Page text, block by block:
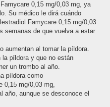
0,15 mg/0,03 mg, ya
Su médico le dirá cuándo
Famycare 0,15 mg/0,03
semanas de que vuelva a estar
aumentan al tomar la píldora.
la píldora y que no están
un trombo al año.
píldora como
0,15 mg/0,03 mg,
año, aunque se desconoce el